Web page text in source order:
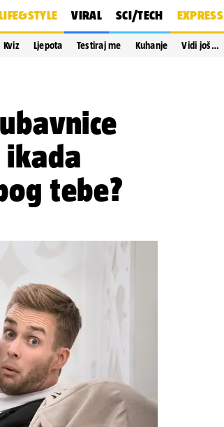
VIRAL SCI/TECH EXPRESS
Kviz Ljepota Testiraj me Kuhanje Vidi još…
ikada
tebe?